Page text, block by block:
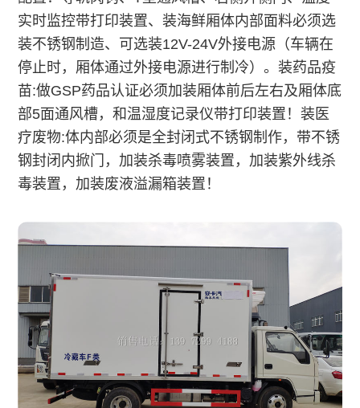
实时监控带打印装置、装海鲜厢体内部面料必须选
装不锈钢制造、可选装12V-24V外接电源（车辆在
停止时，厢体通过外接电源进行制冷）。装药品疫
苗:做GSP药品认证必须加装厢体前后左右及厢体底
部5面通风槽，和温湿度记录仪带打印装置！装医
疗废物:体内部必须是全封闭式不锈钢制作，带不锈
钢封闭内掀门，加装杀毒喷雾装置，加装紫外线杀
毒装置，加装废液溢漏箱装置！